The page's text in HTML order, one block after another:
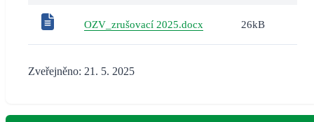
OZV_zrušovací 2025.docx 26kB
Zveřejněno: 21. 5. 2025